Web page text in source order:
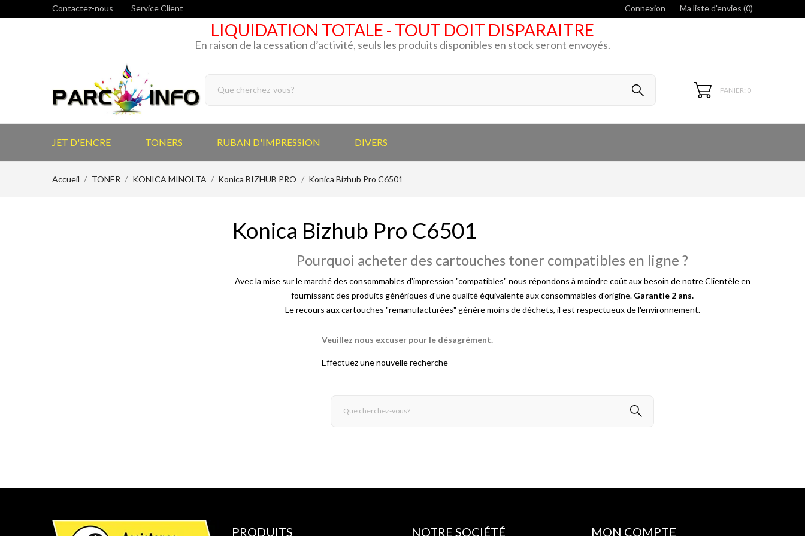
Contactez-nous Service Client Connexion Ma liste d'envies (0)
LIQUIDATION TOTALE - TOUT DOIT DISPARAITRE
En raison de la cessation d’activité, seuls les produits disponibles en stock seront envoyés.
PANIER: 0
JET D'ENCRE TONERS RUBAN D'IMPRESSION DIVERS
Accueil TONER KONICA MINOLTA Konica BIZHUB PRO Konica Bizhub Pro C6501
Konica Bizhub Pro C6501
Pourquoi acheter des cartouches toner compatibles en ligne ?
Avec la mise sur le marché des consommables d'impression "compatibles" nous répondons à moindre coût aux besoin de notre Clientèle en
fournissant des produits génériques d'une qualité équivalente aux consommables d'origine. Garantie 2 ans.
Le recours aux cartouches "remanufacturées" génère moins de déchets, il est respectueux de l'environnement.
Veuillez nous excuser pour le désagrément.
Effectuez une nouvelle recherche
PRODUITS NOTRE SOCIÉTÉ MON COMPTE